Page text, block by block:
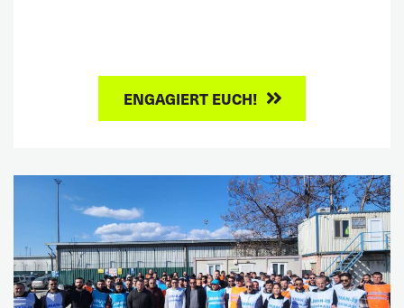
ENGAGIERT EUCH!